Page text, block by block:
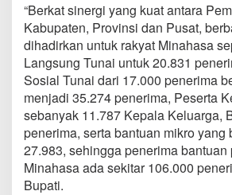
“Berkat sinergi yang kuat antara
Kabupaten, Provinsi dan Pusat,
dihadirkan untuk rakyat Minahasa
Langsung Tunai untuk 20.831
Sosial Tunai dari 17.000 penerima
menjadi 35.274 penerima, Peserta
sebanyak 11.787 Kepala Keluarga,
penerima, serta bantuan mikro yang
27.983, sehingga penerima bantuan
Minahasa ada sekitar 106.000
Bupati.